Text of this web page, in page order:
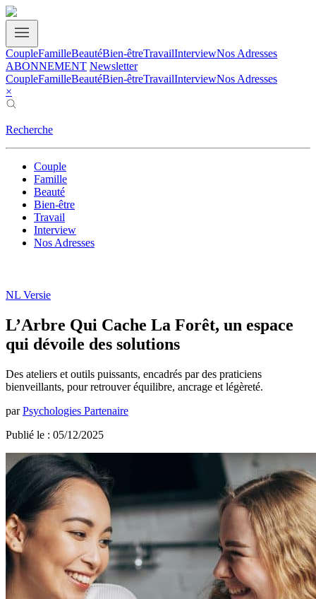
CoupleFamilleBeautéBien-êtreTravailInterviewNos Adresses
ABONNEMENT Newsletter
CoupleFamilleBeautéBien-êtreTravailInterviewNos Adresses
×
Recherche
Couple
Famille
Beauté
Bien-être
Travail
Interview
Nos Adresses
NL Versie
L’Arbre Qui Cache La Forêt, un espace
qui dévoile des solutions
Des ateliers et outils puissants, encadrés par des praticiens
bienveillants, pour retrouver équilibre, ancrage et légèreté.
par Psychologies Partenaire
Publié le : 05/12/2025